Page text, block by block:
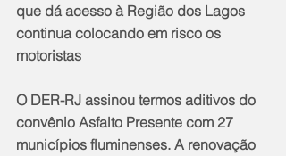
que dá acesso à Região dos Lagos
continua colocando em risco os
motoristas
O DER-RJ assinou termos aditivos do
convênio Asfalto Presente com 27
municípios fluminenses. A renovação